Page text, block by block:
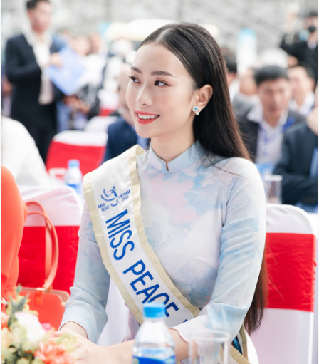
Đọc Thanh Niên trên điện thoại
Theo dõi báo trên
Hotline
0906 645 777
Liên hệ quảng cáo
0908 780 404
Đặt báo Quảng cáo RSS Tòa soạn Chính sách bảo
Tổng biên tập: Nguyễn Ngọc Toàn
Phó tổng biên tập thường trực: Hải Thành
Phó tổng biên tập: Lâm Hiếu Dũng
Phó tổng biên tập: Trần Việt Hưng
Tổng thư ký tòa soạn: Đức Trung